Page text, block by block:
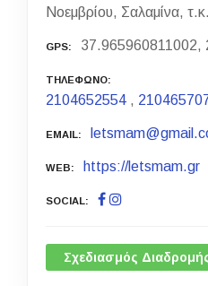
Νοεμβρίου, Σαλαμίνα,
GPS 37.965960811002,
ΤΗΛΕΦΩΝΟ
2104652554 ,
EMAIL
WEB https://letsmam.gr
SOCIAL
Σχεδιασμός